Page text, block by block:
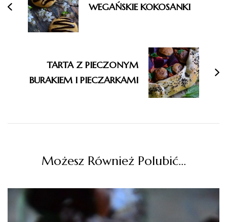
WEGAŃSKIE KOKOSANKI
TARTA Z PIECZONYM
BURAKIEM I PIECZARKAMI
Możesz Również Polubić…